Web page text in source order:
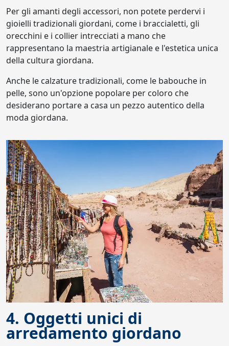
Per gli amanti degli accessori, non potete perdervi i
gioielli tradizionali giordani, come i braccialetti, gli
orecchini e i collier intrecciati a mano che
rappresentano la maestria artigianale e l'estetica unica
della cultura giordana.
Anche le calzature tradizionali, come le babouche in
pelle, sono un'opzione popolare per coloro che
desiderano portare a casa un pezzo autentico della
moda giordana.
4. Oggetti unici di
arredamento giordano